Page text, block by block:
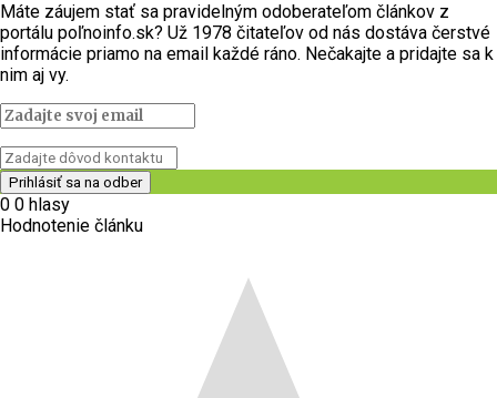
Máte záujem stať sa pravidelným odoberateľom článkov z
portálu poľnoinfo.sk? Už 1978 čitateľov od nás dostáva čerstvé
informácie priamo na email každé ráno. Nečakajte a pridajte sa k
nim aj vy.
0 0 hlasy
Hodnotenie článku